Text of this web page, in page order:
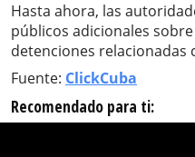
Hasta ahora, las
públicos adicionales
detenciones relacionadas
Fuente: ClickCuba
Recomendado para ti: